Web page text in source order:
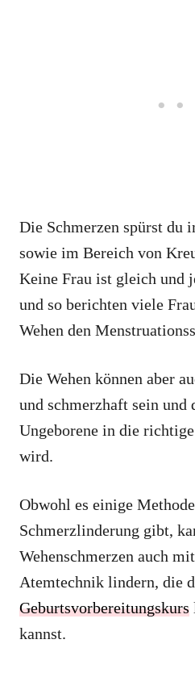
Die Schmerzen spürst du
sowie im Bereich von
Keine Frau ist gleich und
und so berichten viele
Wehen den
Die Wehen können aber
und schmerzhaft sein und
Ungeborene in die
wird.
Obwohl es einige
Schmerzlinderung gibt,
Wehenschmerzen auch
Atemtechnik lindern, die
Geburtsvorbereitungskurs
kannst.